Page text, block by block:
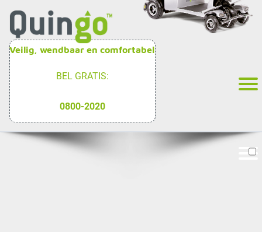
Veilig, wendbaar en comfortabel
BEL GRATIS:
0800-2020